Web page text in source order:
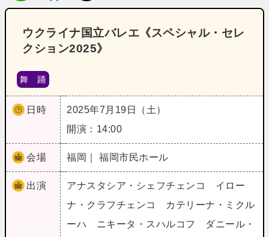
ウクライナ国立バレエ《スペシャル・セレ
クション2025》
舞 踊
日時
2025年7月19日（土）
開演：14:00
会場 福岡｜ 福岡市民ホール
出演
アナスタシア・シェフチェンコ イロー
ナ・クラフチェンコ カテリーナ・ミクル
ーハ ニキータ・スハルコフ ダニール・